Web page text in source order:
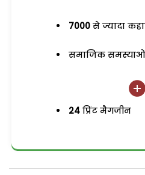
7000 से ज्यादा
समाजिक
24 प्रिंट मैगजीन